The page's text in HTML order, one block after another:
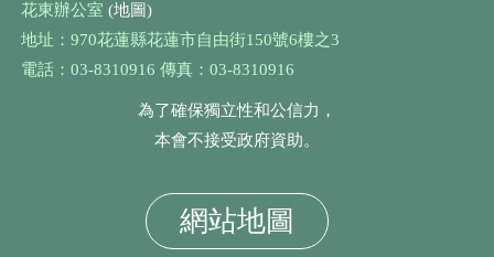
花東辦公室 (地圖)
地址：970花蓮縣花蓮市自由街150號6樓之3
電話：03-8310916 傳真：03-8310916
為了確保獨立性和公信力，
本會不接受政府資助。
網站地圖